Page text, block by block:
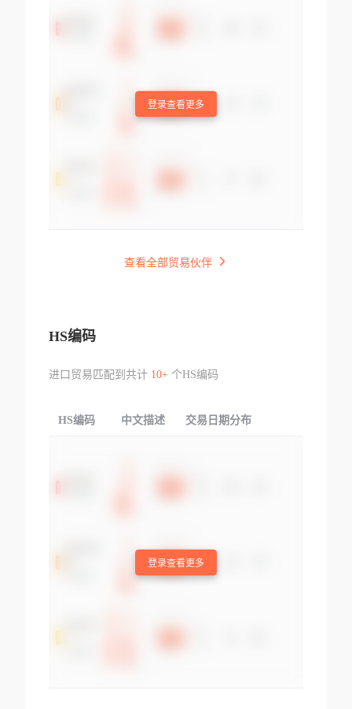
登录查看更多
查看全部贸易伙伴
HS编码
进口贸易匹配到共计 10+个HS编码
HS编码 中文描述 交易日期分布
登录查看更多